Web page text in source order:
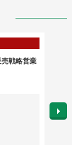
戦略営業
勤務
※自
＜所